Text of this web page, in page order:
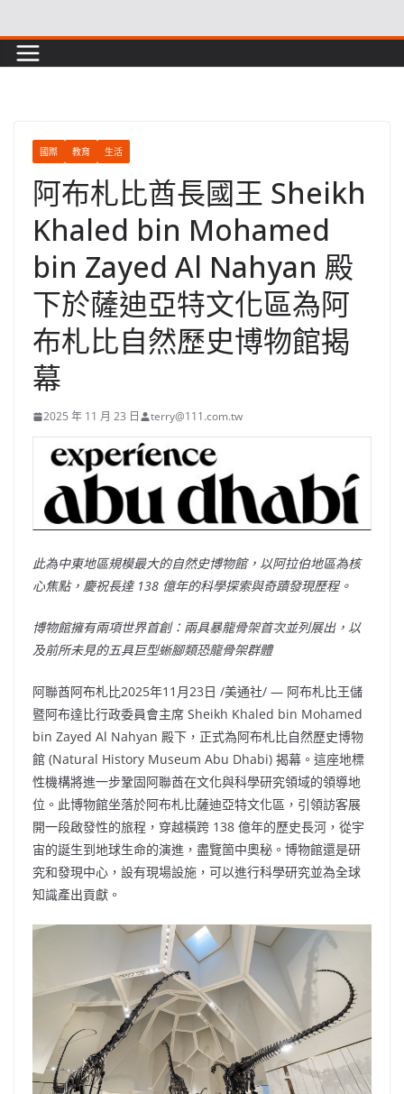
to
content
國際 教育 生活
阿布札比酋長國王 Sheikh
Khaled bin Mohamed
bin Zayed Al Nahyan 殿
下於薩迪亞特文化區為阿
布札比自然歷史博物館揭
幕
2025 年 11 月 23 日 terry@111.com.tw
此為中東地區規模最大的自然史博物館，以阿拉伯地區為核
心焦點，慶祝長達 138 億年的科學探索與奇蹟發現歷程。
博物館擁有兩項世界首創：兩具暴龍骨架首次並列展出，以
及前所未見的五具巨型蜥腳類恐龍骨架群體
阿聯酋阿布札比2025年11月23日 /美通社/ — 阿布札比王儲
暨阿布達比行政委員會主席 Sheikh Khaled bin Mohamed
bin Zayed Al Nahyan 殿下，正式為阿布札比自然歷史博物
館 (Natural History Museum Abu Dhabi) 揭幕。這座地標
性機構將進一步鞏固阿聯酋在文化與科學研究領域的領導地
位。此博物館坐落於阿布札比薩迪亞特文化區，引領訪客展
開一段啟發性的旅程，穿越橫跨 138 億年的歷史長河，從宇
宙的誕生到地球生命的演進，盡覽箇中奧秘。博物館還是研
究和發現中心，設有現場設施，可以進行科學研究並為全球
知識產出貢獻。